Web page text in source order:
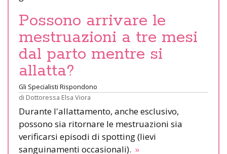
Possono arrivare le
mestruazioni a tre mesi
dal parto mentre si
allatta?
Gli Specialisti Rispondono
di Dottoressa Elsa Viora
Durante l'allattamento, anche esclusivo,
possono sia ritornare le mestruazioni sia
verificarsi episodi di spotting (lievi
sanguinamenti occasionali). »